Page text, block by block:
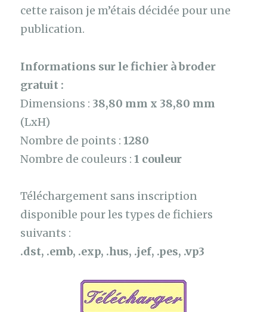
cette raison je m’étais décidée pour une
publication.
Informations sur le fichier à broder
gratuit :
Dimensions : 38,80 mm x 38,80 mm
(LxH)
Nombre de points :1280
Nombre de couleurs :1 couleur
Téléchargement sans inscription
disponible pour les types de fichiers
suivants :
.dst, .emb, .exp, .hus, .jef, .pes, .vp3